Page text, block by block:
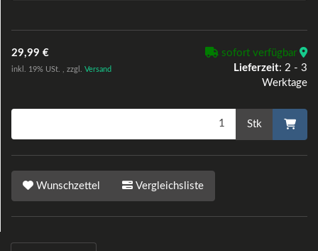
29,99 €
inkl. 19% USt. , zzgl. Versand
sofort verfügbar
Lieferzeit: 2 - 3
Werktage
Stk
Wunschzettel Vergleichsliste